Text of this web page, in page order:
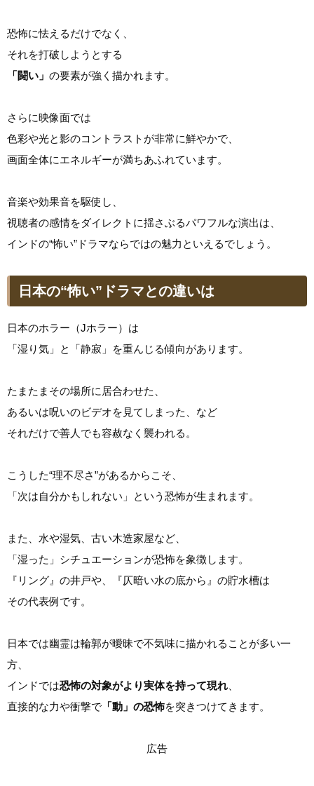
恐怖に怯えるだけでなく、
それを打破しようとする
「闘い」 の要素が強く描かれます。
さらに映像面では
色彩や光と影のコントラストが非常に鮮やかで、
画面全体にエネルギーが満ちあふれています。
音楽や効果音を駆使し、
視聴者の感情をダイレクトに揺さぶるパワフルな演出は、
インドの“怖い”ドラマならではの魅力といえるでしょう。
日本の“怖い”ドラマとの違いは
日本のホラー（Jホラー）は
「湿り気」と「静寂」を重んじる傾向があります。
たまたまその場所に居合わせた、
あるいは呪いのビデオを見てしまった、など
それだけで善人でも容赦なく襲われる。
こうした“理不尽さ”があるからこそ、
「次は自分かもしれない」という恐怖が生まれます。
また、水や湿気、古い木造家屋など、
「湿った」シチュエーションが恐怖を象徴します。
『リング』の井戸や、『仄暗い水の底から』の貯水槽は
その代表例です。
日本では幽霊は輪郭が曖昧で不気味に描かれることが多い一
方、
インドでは恐怖の対象がより実体を持って現れ、
直接的な力や衝撃で 「動」の恐怖を突きつけてきます。
広告